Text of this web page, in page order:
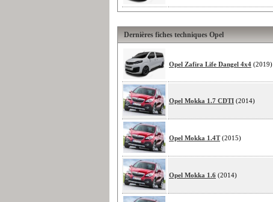
Dernières fiches techniques Opel
Opel Zafira Life Dangel 4x4 (2019)
Opel Mokka 1.7 CDTI (2014)
Opel Mokka 1.4T(2015)
Opel Mokka 1.6 (2014)